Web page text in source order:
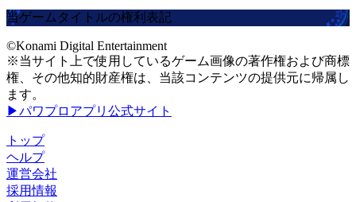
当ゲームタイトルの権利表記
©Konami Digital Entertainment
※当サイト上で使用しているゲーム画像の著作権および商標
権、その他知的財産権は、当該コンテンツの提供元に帰属し
ます。
▶パワプロアプリ公式サイト
トップ
ヘルプ
運営会社
採用情報